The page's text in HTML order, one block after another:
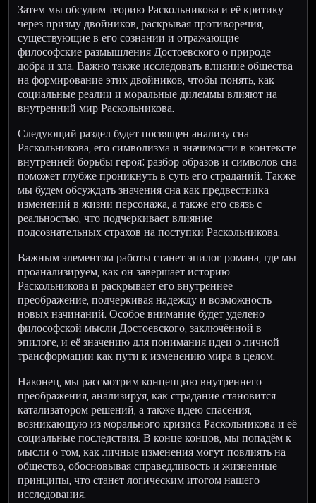
Затем мы обсудим теорию Раскольникова и её критику
через призму двойников, раскрывая противоречия,
существующие в его сознании и отражающие
философские размышления Достоевского о природе
добра и зла. Важно также исследовать влияние общества
на формирование этих двойников, чтобы понять, как
социальные реалии и моральные дилеммы влияют на
внутренний мир Раскольникова.
Следующий раздел будет посвящен анализу сна
Раскольникова, его символизма и значимости в контексте
внутренней борьбы героя; разбор образов и символов сна
поможет глубже проникнуть в суть его страданий. Также
мы будем обсуждать значения сна как предвестника
изменений в жизни персонажа, а также его связь с
реальностью, что подчеркивает влияние
подсознательных страхов на поступки Раскольникова.
Важным элементом работы станет эпилог романа, где мы
проанализируем, как он завершает историю
Раскольникова и раскрывает его внутреннее
преображение, подчеркивая надежду и возможность
новых начинаний. Особое внимание будет уделено
философской мысли Достоевского, заключённой в
эпилоге, и её значению для понимания идеи о личной
трансформации как пути к изменению мира в целом.
Наконец, мы рассмотрим концепцию внутреннего
преображения, анализируя, как страдание становится
катализатором решений, а также идею спасения,
возникающую из морального кризиса Раскольникова и её
социальные последствия. В конце концов, мы попадём к
мысли о том, как личные изменения могут повлиять на
общество, обосновывая справедливость и жизненные
принципы, что станет логическим итогом нашего
исследования.